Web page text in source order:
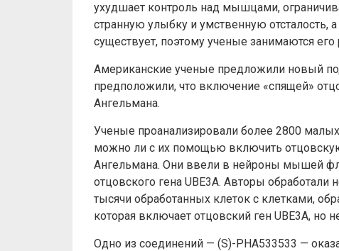
ухудшает контроль над мышцами,
странную улыбку и умственную отсталость,
существует, поэтому ученые занимаются его
Американские ученые предложили новый
предположили, что включение «спящей»
Ангельмана.
Ученые проанализировали более 2800
можно ли с их помощью включить
Ангельмана. Они ввели в нейроны мышей
отцовского гена UBE3A. Авторы
тысячи обработанных клеток с клетками,
которая включает отцовский ген UBE3A, но
Одно из соединений — (S)-PHA533533 —